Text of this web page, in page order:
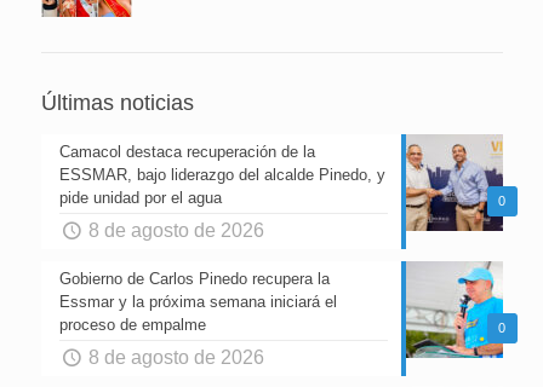
Últimas noticias
0
Camacol destaca recuperación de la
ESSMAR, bajo liderazgo del alcalde Pinedo, y
pide unidad por el agua
8 de agosto de 2026
0
Gobierno de Carlos Pinedo recupera la
Essmar y la próxima semana iniciará el
proceso de empalme
8 de agosto de 2026